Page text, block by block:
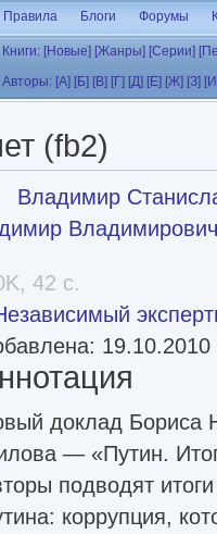
Правила Блоги Форумы
Книги: [Новые] [Жанры] [Серии]
Авторы: [А] [Б] [В] [Г] [Д] [Е] [Ж] [З]
(fb2)
Владимир
42 с.
19.10.2010
доклад Бориса
— «Путин.
подводят
коррупция,